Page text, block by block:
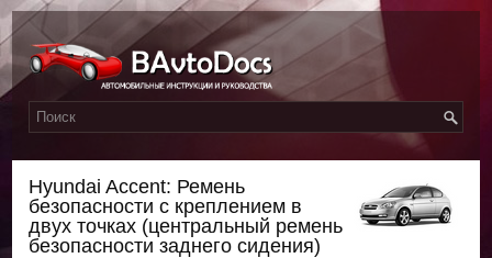
Hyundai Accent: Ремень
безопасности с креплением в
двух точках (центральный ремень
безопасности заднего сидения)